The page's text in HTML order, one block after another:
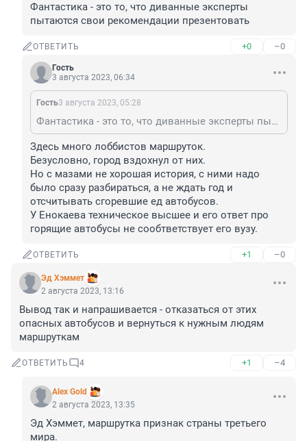
Фантастика - это то, что диванные эксперты
пытаются свои рекомендации презентовать
ОТВЕТИТЬ +0 –0
Гость
3 августа 2023, 06:34
Гость3 августа 2023, 05:28
Фантастика - это то, что диванные эксперты пытаются свои рекомендации презентовать
Здесь много лоббистов маршруток.
Безусловно, город вздохнул от них.
Но с мазами не хорошая история, с ними надо
было сразу разбираться, а не ждать год и
отсчитывать сгоревшие ед автобусов.
У Енокаева техническое высшее и его ответ про
горящие автобусы не сообтветствует его вузу.
ОТВЕТИТЬ +1 –0
Эд Хэммет
2 августа 2023, 13:16
Вывод так и напрашивается - отказаться от этих
опасных автобусов и вернуться к нужным людям
маршруткам
ОТВЕТИТЬ 4 +1 –4
Alex Gold
2 августа 2023, 13:35
Эд Хэммет, маршрутка признак страны третьего
мира.